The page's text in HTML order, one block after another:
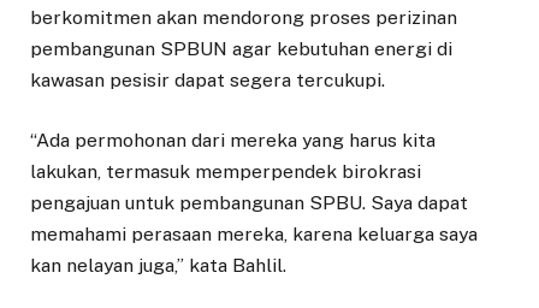
berkomitmen akan mendorong proses perizinan
pembangunan SPBUN agar kebutuhan energi di
kawasan pesisir dapat segera tercukupi.
“Ada permohonan dari mereka yang harus kita
lakukan, termasuk memperpendek birokrasi
pengajuan untuk pembangunan SPBU. Saya dapat
memahami perasaan mereka, karena keluarga saya
kan nelayan juga,” kata Bahlil.